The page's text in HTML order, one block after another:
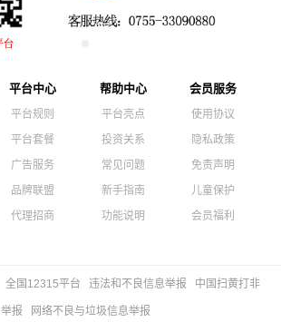
平台中心
平台规则
平台套餐
广告服务
品牌联盟
代理招商
帮助中心
平台亮点
投资关系
常见问题
新手指南
功能说明
会员服务
使用协议
隐私政策
免责声明
儿童保护
会员福利
全国12315平台 违法和不良信息举报 中国扫黄打非
举报 网络不良与垃圾信息举报